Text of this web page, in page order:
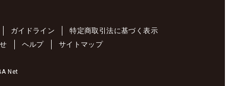
ガイドライン
特定商取引法に基づく表示
ヘルプ サイトマップ
Net